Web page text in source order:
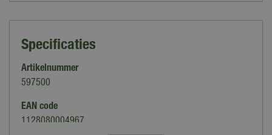
Specificaties
Artikelnummer
597500
EAN code
1128080004967